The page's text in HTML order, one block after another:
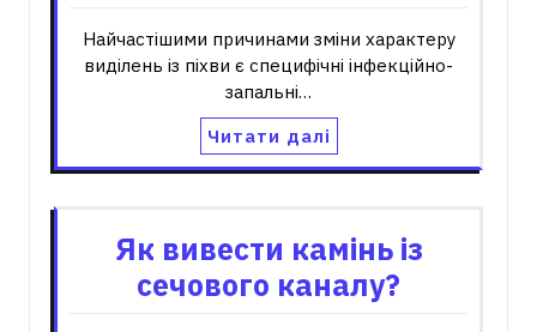
Найчастішими причинами зміни характеру
виділень із піхви є специфічні інфекційно-
запальні…
Читати далі
Як вивести камінь із
сечового каналу?